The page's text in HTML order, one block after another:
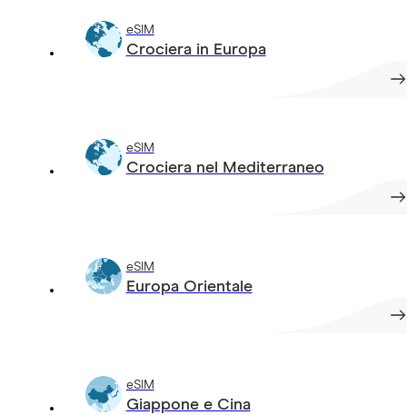
eSIM
Crociera in Europa
eSIM
Crociera nel Mediterraneo
eSIM
Europa Orientale
eSIM
Giappone e Cina